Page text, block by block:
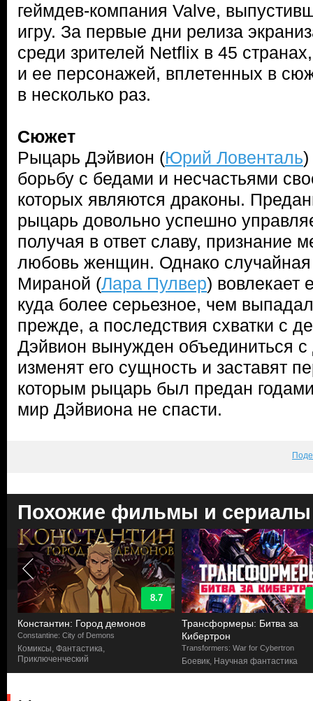
геймдев-компания Valve,
игру. За первые дни релиза
среди зрителей Netflix в 45
и ее персонажей, вплетенных в
в несколько раз.
Сюжет
Рыцарь Дэйвион (Юрий Ловенталь)
борьбу с бедами и несчастьями
которых являются драконы.
рыцарь довольно успешно
получая в ответ славу, признание
любовь женщин. Однако случайная
Мираной (Лара Пулвер) вовлекает
куда более серьезное, чем
прежде, а последствия схватки с
Дэйвион вынужден объединиться с
изменят его сущность и заставят
которым рыцарь был предан
мир Дэйвиона не спасти.
Похожие фильмы и сериалы
8.7
Константин: Город демонов
Constantine: City of Demons
Комиксы, Фантастика,
Приключенческий
Трансформеры: Битва за
Кибертрон
Transformers: War for Cybertron
Боевик, Научная фантастика